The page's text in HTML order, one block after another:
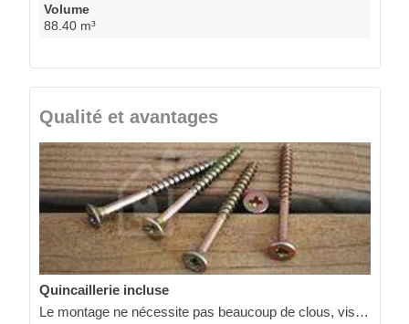
Volume
88.40 m³
Qualité et avantages
Quincaillerie incluse
Le montage ne nécessite pas beaucoup de clous, vis…